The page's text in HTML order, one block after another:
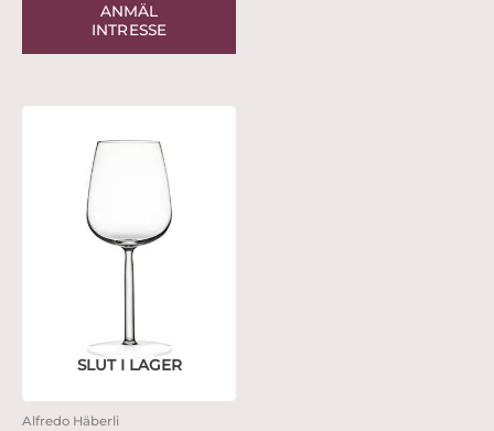
ANMÄL
INTRESSE
SLUT I LAGER
Alfredo Häberli